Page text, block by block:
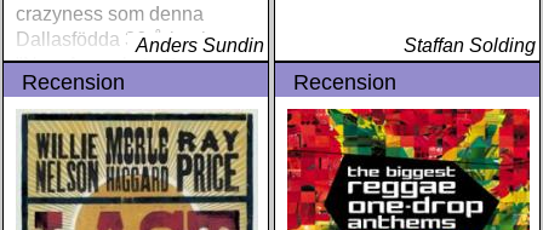
crazyness som denna
Dallasfödda 36-åring har.
"New Amerykah, Pt
Anders Sundin Staffan Solding
Recension Recension